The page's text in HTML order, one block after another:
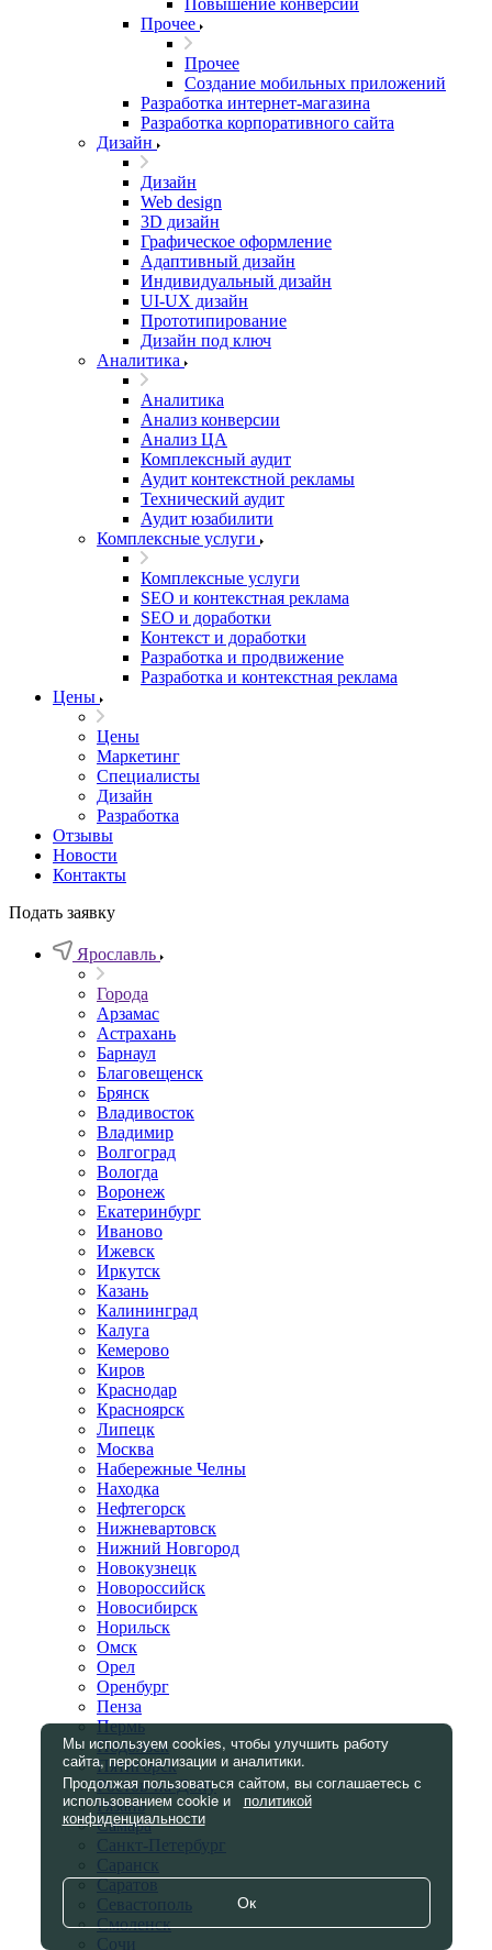
Повышение конверсии
Прочее
Прочее
Создание мобильных приложений
Разработка интернет-магазина
Разработка корпоративного сайта
Дизайн
Дизайн
Web design
3D дизайн
Графическое оформление
Адаптивный дизайн
Индивидуальный дизайн
UI‑UX дизайн
Прототипирование
Дизайн под ключ
Аналитика
Аналитика
Анализ конверсии
Анализ ЦА
Комплексный аудит
Аудит контекстной рекламы
Технический аудит
Аудит юзабилити
Комплексные услуги
Комплексные услуги
SEO и контекстная реклама
SEO и доработки
Контекст и доработки
Разработка и продвижение
Разработка и контекстная реклама
Цены
Цены
Маркетинг
Специалисты
Дизайн
Разработка
Отзывы
Новости
Контакты
Подать заявку
Ярославль
Города
Арзамас
Астрахань
Барнаул
Благовещенск
Брянск
Владивосток
Владимир
Волгоград
Вологда
Воронеж
Екатеринбург
Иваново
Ижевск
Иркутск
Казань
Калининград
Калуга
Кемерово
Киров
Краснодар
Красноярск
Липецк
Москва
Набережные Челны
Находка
Нефтегорск
Нижневартовск
Нижний Новгород
Новокузнецк
Новороссийск
Новосибирск
Норильск
Омск
Орел
Оренбург
Пенза
Пермь
Подольск
Пятигорск
Ростов-на-Дону
Рязань
Самара
Санкт-Петербург
Саранск
Саратов
Севастополь
Смоленск
Сочи
Мы используем cookies, чтобы улучшить работу
сайта, персонализации и аналитики.
Продолжая пользоваться сайтом, вы соглашаетесь с
использованием cookie и
политикой
конфиденциальности
Ок